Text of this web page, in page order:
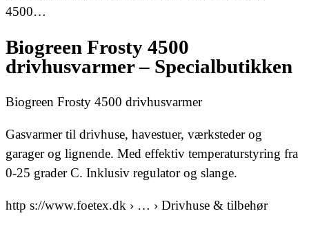
4500…
Biogreen Frosty 4500
drivhusvarmer – Specialbutikken
Biogreen Frosty 4500 drivhusvarmer
Gasvarmer til drivhuse, havestuer, værksteder og
garager og lignende. Med effektiv temperaturstyring fra
0-25 grader C. Inklusiv regulator og slange.
http s://www.foetex.dk › … › Drivhuse & tilbehør